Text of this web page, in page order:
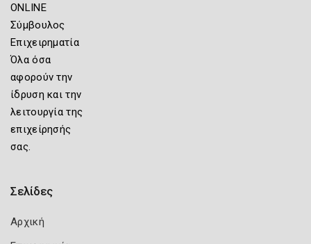
ONLINE
Σύμβουλος
Επιχειρηματία
Όλα όσα
αφορούν την
ίδρυση και την
λειτουργία της
επιχείρησής
σας.
Σελίδες
Αρχική